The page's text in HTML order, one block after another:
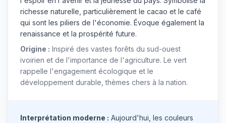
richesse naturelle, particulièrement le cacao et le café
qui sont les piliers de l'économie. Évoque également la
renaissance et la prospérité future.
Origine : Inspiré des vastes forêts du sud-ouest
ivoirien et de l'importance de l'agriculture. Le vert
rappelle l'engagement écologique et le
développement durable, thèmes chers à la nation.
Interprétation moderne : Aujourd'hui, les couleurs